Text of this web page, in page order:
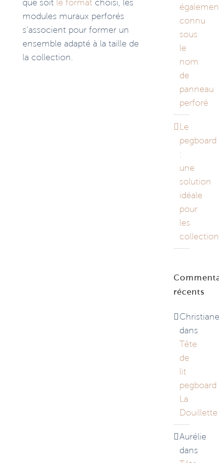
que soit le format choisi, les
modules muraux perforés
s’associent pour former un
ensemble adapté à la taille de
la collection.
connu
sous
le
nom
de
panneau
perforé
Le
pegboard
:
une
solution
idéale
pour
les
récents
dans
Tête
de
lit
pegboard
La
Douillette
Aurélie
dans